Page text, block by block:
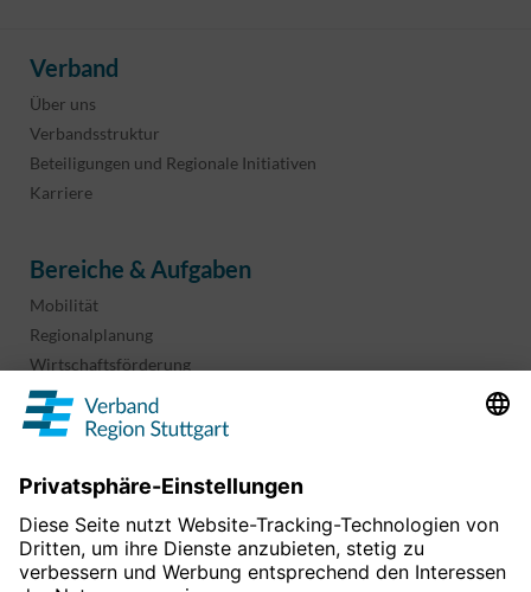
Verband
Über uns
Verbandsstruktur
Beteiligungen und Regionale Initiativen
Karriere
Bereiche & Aufgaben
Mobilität
Regionalplanung
Wirtschaftsförderung
Sport und Kultur
Projekte & Programme
Informationen & Downloads